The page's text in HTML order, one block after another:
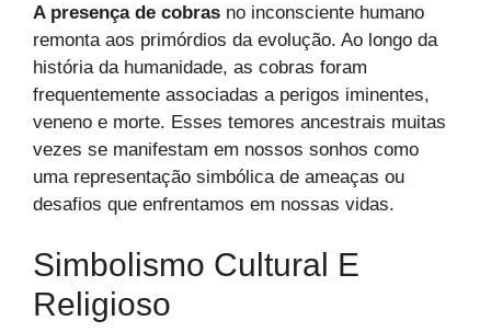
A presença de cobras no inconsciente humano
remonta aos primórdios da evolução. Ao longo da
história da humanidade, as cobras foram
frequentemente associadas a perigos iminentes,
veneno e morte. Esses temores ancestrais muitas
vezes se manifestam em nossos sonhos como
uma representação simbólica de ameaças ou
desafios que enfrentamos em nossas vidas.
Simbolismo Cultural E
Religioso